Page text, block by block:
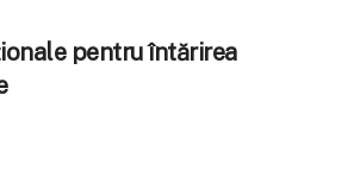
pentru întărirea